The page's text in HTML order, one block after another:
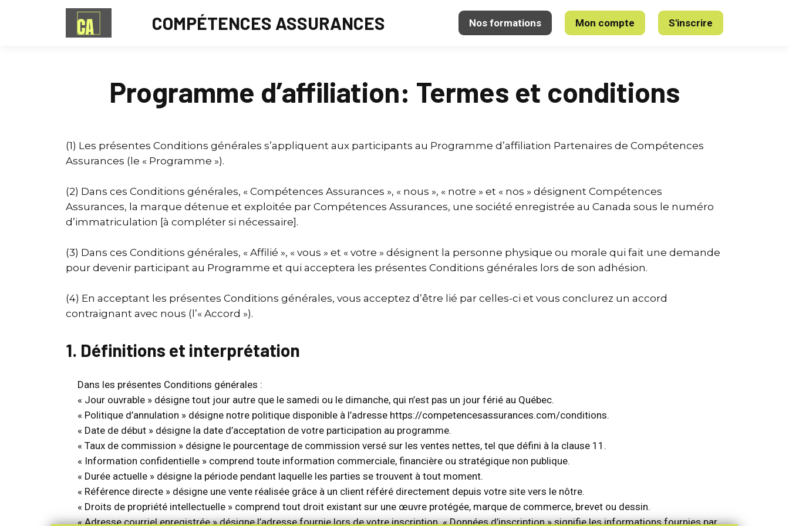
COMPÉTENCES ASSURANCES Nos formations Mon compte S'inscrire
Programme d’affiliation: Termes et conditions
(1) Les présentes Conditions générales s’appliquent aux participants au Programme d’affiliation Partenaires de Compétences
Assurances (le « Programme »).
(2) Dans ces Conditions générales, « Compétences Assurances », « nous », « notre » et « nos » désignent Compétences
Assurances, la marque détenue et exploitée par Compétences Assurances, une société enregistrée au Canada sous le numéro
d’immatriculation [à compléter si nécessaire].
(3) Dans ces Conditions générales, « Affilié », « vous » et « votre » désignent la personne physique ou morale qui fait une demande
pour devenir participant au Programme et qui acceptera les présentes Conditions générales lors de son adhésion.
(4) En acceptant les présentes Conditions générales, vous acceptez d’être lié par celles-ci et vous conclurez un accord
contraignant avec nous (l’« Accord »).
1. Définitions et interprétation
Dans les présentes Conditions générales :
« Jour ouvrable » désigne tout jour autre que le samedi ou le dimanche, qui n’est pas un jour férié au Québec.
« Politique d’annulation » désigne notre politique disponible à l’adresse https://competencesassurances.com/conditions.
« Date de début » désigne la date d’acceptation de votre participation au programme.
« Taux de commission » désigne le pourcentage de commission versé sur les ventes nettes, tel que défini à la clause 11.
« Information confidentielle » comprend toute information commerciale, financière ou stratégique non publique.
« Durée actuelle » désigne la période pendant laquelle les parties se trouvent à tout moment.
« Référence directe » désigne une vente réalisée grâce à un client référé directement depuis votre site vers le nôtre.
« Droits de propriété intellectuelle » comprend tout droit existant sur une œuvre protégée, marque de commerce, brevet ou dessin.
« Adresse courriel enregistrée » désigne l’adresse fournie lors de votre inscription. « Données d’inscription » signifie les informations fournies par